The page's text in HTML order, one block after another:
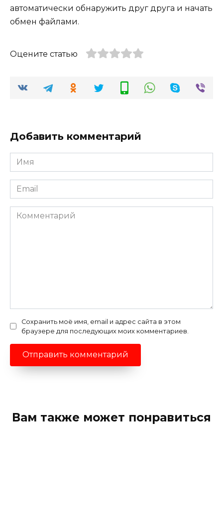
автоматически обнаружить друг друга и начать
обмен файлами.
Оцените статью
Добавить комментарий
Имя
*
Email
*
Комментарий
Сохранить моё имя, email и адрес сайта в этом
браузере для последующих моих комментариев.
Вам также может понравиться